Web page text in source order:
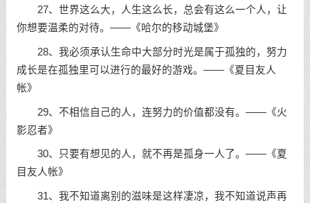
27、世界这么大，人生这么长，总会有这么一个人，让
你想要温柔的对待。——《哈尔的移动城堡》
28、我必须承认生命中大部分时光是属于孤独的，努力
成长是在孤独里可以进行的最好的游戏。——《夏目友人
帐》
29、不相信自己的人，连努力的价值都没有。——《火
影忍者》
30、只要有想见的人，就不再是孤身一人了。——《夏
目友人帐》
31、我不知道离别的滋味是这样凄凉，我不知道说声再